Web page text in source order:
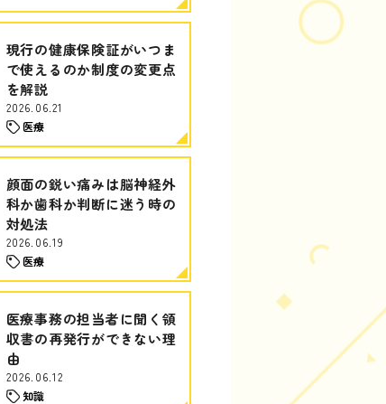
現行の健康保険証がいつま
で使えるのか制度の変更点
を解説
2026.06.21
医療
顔面の鋭い痛みは脳神経外
科か歯科か判断に迷う時の
対処法
2026.06.19
医療
医療事務の担当者に聞く領
収書の再発行ができない理
由
2026.06.12
知識